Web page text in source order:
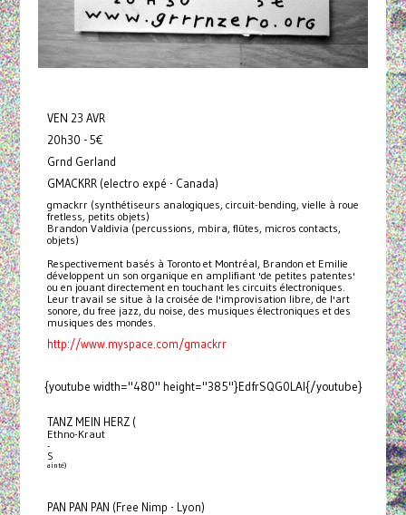
VEN 23 AVR
20h30 - 5€
Grnd Gerland
GMACKRR (electro expé - Canada)
gmackrr (synthétiseurs analogiques, circuit-bending, vielle à roue
fretless, petits objets)
Brandon Valdivia (percussions, mbira, flûtes, micros contacts,
objets)
Respectivement basés à Toronto et Montréal, Brandon et Emilie
développent un son organique en amplifiant 'de petites patentes'
ou en jouant directement en touchant les circuits électroniques.
Leur travail se situe à la croisée de l'improvisation libre, de l'art
sonore, du free jazz, du noise, des musiques électroniques et des
musiques des mondes.
http://www.myspace.com/gmackrr
{youtube width="480" height="385"}EdfrSQG0LAI{/youtube}
TANZ MEIN HERZ (
Ethno-Kraut
-
S
ainté)
PAN PAN PAN (Free Nimp - Lyon)